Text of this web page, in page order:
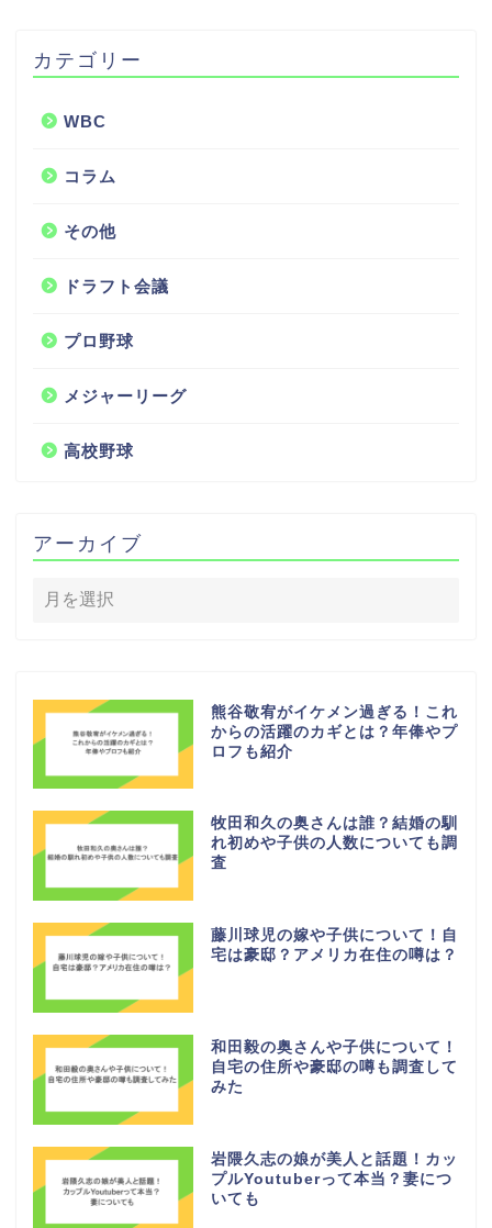
カテゴリー
WBC
コラム
その他
ドラフト会議
プロ野球
メジャーリーグ
高校野球
アーカイブ
熊谷敬宥がイケメン過ぎる！これ
からの活躍のカギとは？年俸やプ
ロフも紹介
牧田和久の奥さんは誰？結婚の馴
れ初めや子供の人数についても調
査
藤川球児の嫁や子供について！自
宅は豪邸？アメリカ在住の噂は？
和田毅の奥さんや子供について！
自宅の住所や豪邸の噂も調査して
みた
岩隈久志の娘が美人と話題！カッ
プルYoutuberって本当？妻につ
いても